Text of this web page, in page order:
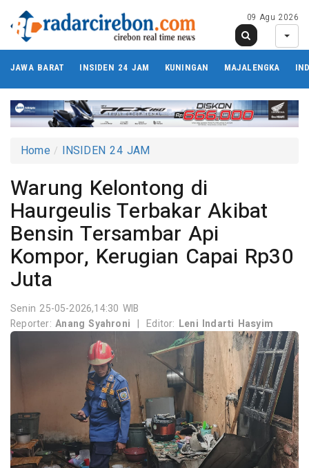
09 Agu 2026
JAWA BARAT INSIDEN 24 JAM KUNINGAN MAJALENGKA
Home INSIDEN 24 JAM
Warung Kelontong di
Haurgeulis Terbakar Akibat
Bensin Tersambar Api
Kompor, Kerugian Capai Rp30
Juta
Senin 25-05-2026,14:30 WIB
Reporter:Anang Syahroni | Editor: Leni Indarti Hasyim